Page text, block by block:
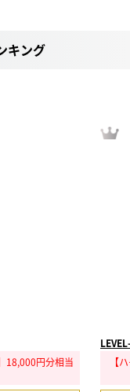
キング
18,000円分相当
【